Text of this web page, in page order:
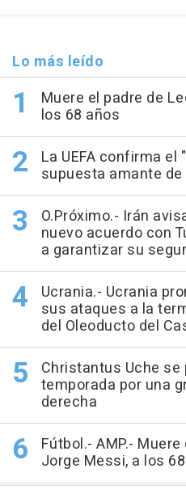
Lo más leído
Muere el padre de
los 68 años
La UEFA confirma el
supuesta amante
O.Próximo.- Irán
nuevo acuerdo con
a garantizar su
Ucrania.- Ucrania
sus ataques a la
del Oleoducto del
Christantus Uche se
temporada por una
derecha
Fútbol.- AMP.-
Jorge Messi, a los